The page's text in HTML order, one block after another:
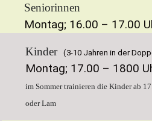
Seniorinnen
Montag; 16.00 – 17.00
Kinder (3-10 Jahren in der
Montag; 17.00 – 1800
im Sommer trainieren die Kinder ab
oder Lam